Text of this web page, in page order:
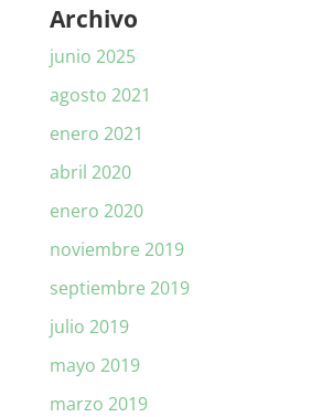
Archivo
junio 2025
agosto 2021
enero 2021
abril 2020
enero 2020
noviembre 2019
septiembre 2019
julio 2019
mayo 2019
marzo 2019